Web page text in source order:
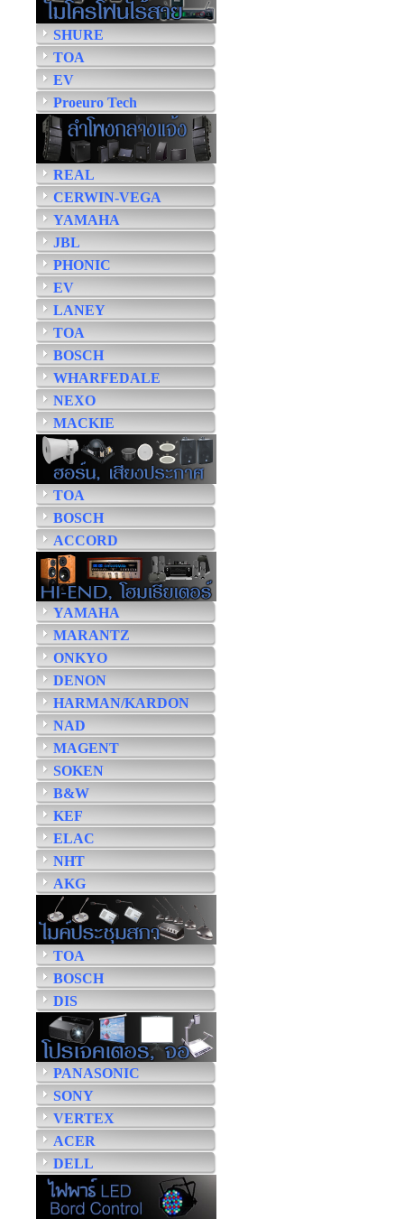
SHURE
TOA
EV
Proeuro Tech
REAL
CERWIN-VEGA
YAMAHA
JBL
PHONIC
EV
LANEY
TOA
BOSCH
WHARFEDALE
NEXO
MACKIE
TOA
BOSCH
ACCORD
YAMAHA
MARANTZ
ONKYO
DENON
HARMAN/KARDON
NAD
MAGENT
SOKEN
B&W
KEF
ELAC
NHT
AKG
TOA
BOSCH
DIS
PANASONIC
SONY
VERTEX
ACER
DELL